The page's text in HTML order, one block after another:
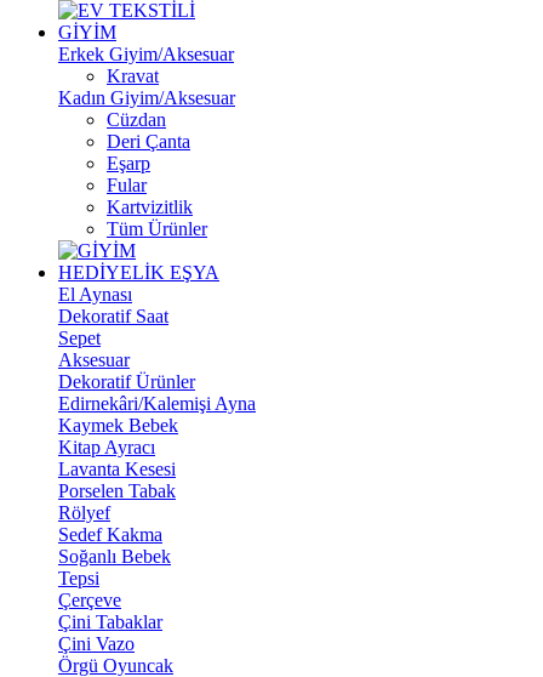
GİYİM
Erkek Giyim/Aksesuar
Kravat
Kadın Giyim/Aksesuar
Cüzdan
Deri Çanta
Eşarp
Fular
Kartvizitlik
Tüm Ürünler
HEDİYELİK EŞYA
El Aynası
Dekoratif Saat
Sepet
Aksesuar
Dekoratif Ürünler
Edirnekâri/Kalemişi Ayna
Kaymek Bebek
Kitap Ayracı
Lavanta Kesesi
Porselen Tabak
Rölyef
Sedef Kakma
Soğanlı Bebek
Tepsi
Çerçeve
Çini Tabaklar
Çini Vazo
Örgü Oyuncak